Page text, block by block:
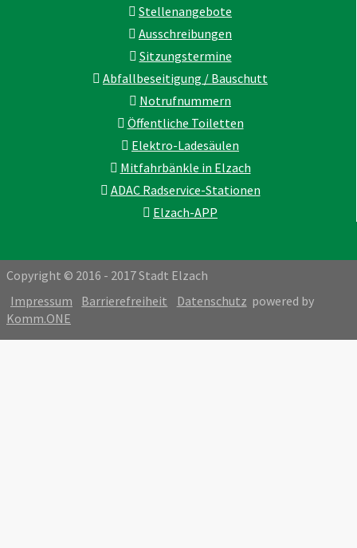
Stellenangebote
Ausschreibungen
Sitzungstermine
Abfallbeseitigung / Bauschutt
Notrufnummern
Öffentliche Toiletten
Elektro-Ladesäulen
Mitfahrbänkle in Elzach
ADAC Radservice-Stationen
Elzach-APP
Copyright © 2016 - 2017 Stadt Elzach
Impressum
Barrierefreiheit Datenschutz powered by
Komm.ONE